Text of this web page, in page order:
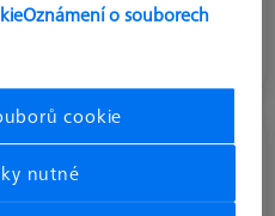
Gold Standard
Oznámení o souborech
cookie
nutné